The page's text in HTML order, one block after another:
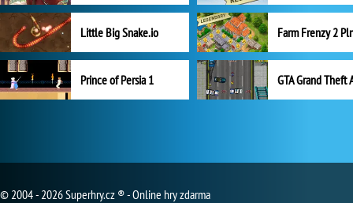
Little Big Snake.io
Prince of Persia 1 GTA Grand Theft
© 2004 - 2026 Superhry.cz ® - Online hry zdarma